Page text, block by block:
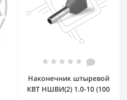
Наконечник штыревой
КВТ НШВИ(2) 1.0-10 (100